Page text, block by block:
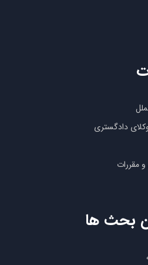
دادگستری
مقررات
بحث ها